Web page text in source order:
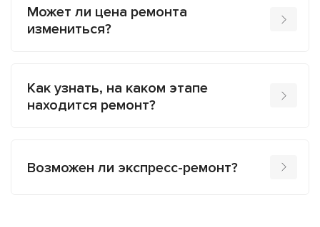
Может ли цена ремонта
измениться?
Как узнать, на каком этапе
находится ремонт?
Возможен ли экспресс-ремонт?